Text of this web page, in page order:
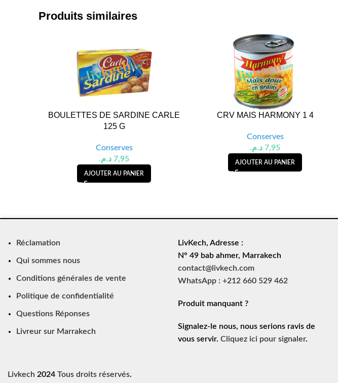
Produits similaires
BOULETTES DE SARDINE CARLE
125 G
Conserves
7,95 د.م.
AJOUTER AU PANIER
CRV MAIS HARMONY 1 4
Conserves
7,95 د.م.
AJOUTER AU PANIER
Réclamation
Qui sommes nous
Conditions générales de vente
Politique de confidentialité
Questions Réponses
Livreur sur Marrakech
LivKech, Adresse :
N° 49 bab ahmer, Marrakech
contact@livkech.com
WhatsApp : +212 660 529 462
Produit manquant ?
Signalez-le nous, nous serions ravis de
vous servir. Cliquez ici pour signaler.
Livkech 2024Tous droits réservés.